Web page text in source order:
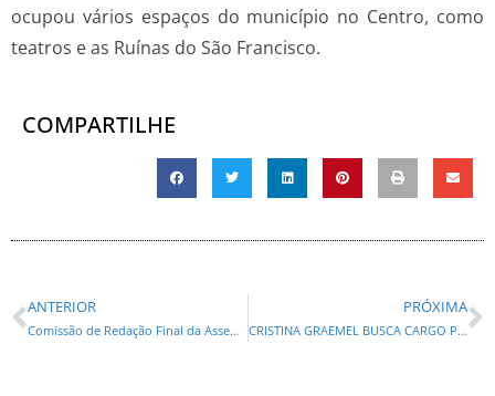
ocupou vários espaços do município no Centro, como
teatros e as Ruínas do São Francisco.
COMPARTILHE
ANTERIOR
Comissão de Redação Final da Assembleia aprova 223 proposições legislativas no primeiro semestre de 2025
PRÓXIMA
CRISTINA GRAEMEL BUSCA CARGO POLÍTICO PELO PODEMOS,MAS ENDIVIDOU O PMB COM R$ 168 MIL EM MULTAS